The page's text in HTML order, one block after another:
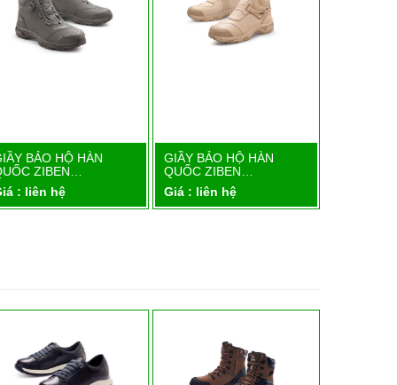
Chi tiết
BẢO HỘ HÀN
ZIBEN…
: liên hệ
Chi tiết
GIẦY BẢO HỘ HÀN
QUỐC ZIBEN…
Giá : liên hệ